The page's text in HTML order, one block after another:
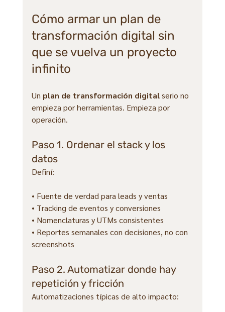
Cómo armar un plan de
transformación digital sin
que se vuelva un proyecto
infinito
Un plan de transformación digital serio no
empieza por herramientas. Empieza por
operación.
Paso 1. Ordenar el stack y los
datos
Definí:
• Fuente de verdad para leads y ventas
• Tracking de eventos y conversiones
• Nomenclaturas y UTMs consistentes
• Reportes semanales con decisiones, no con
screenshots
Paso 2. Automatizar donde hay
repetición y fricción
Automatizaciones típicas de alto impacto: